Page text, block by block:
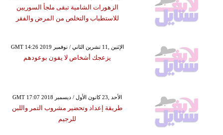
الزهورات الشامية تبقى ملجأ السوريين
للاستطباب والتخلص من المرض والفقر
GMT 14:26 2019 الإثنين ,11 تشرين الثاني / نوفمبر
يزعجك أشخاص لا يفون بوعودهم
GMT 17:07 2018 الأحد ,23 كانون الأول / ديسمبر
طريقة إعداد وتحضير مشروب التمر واللبن
للرجيم